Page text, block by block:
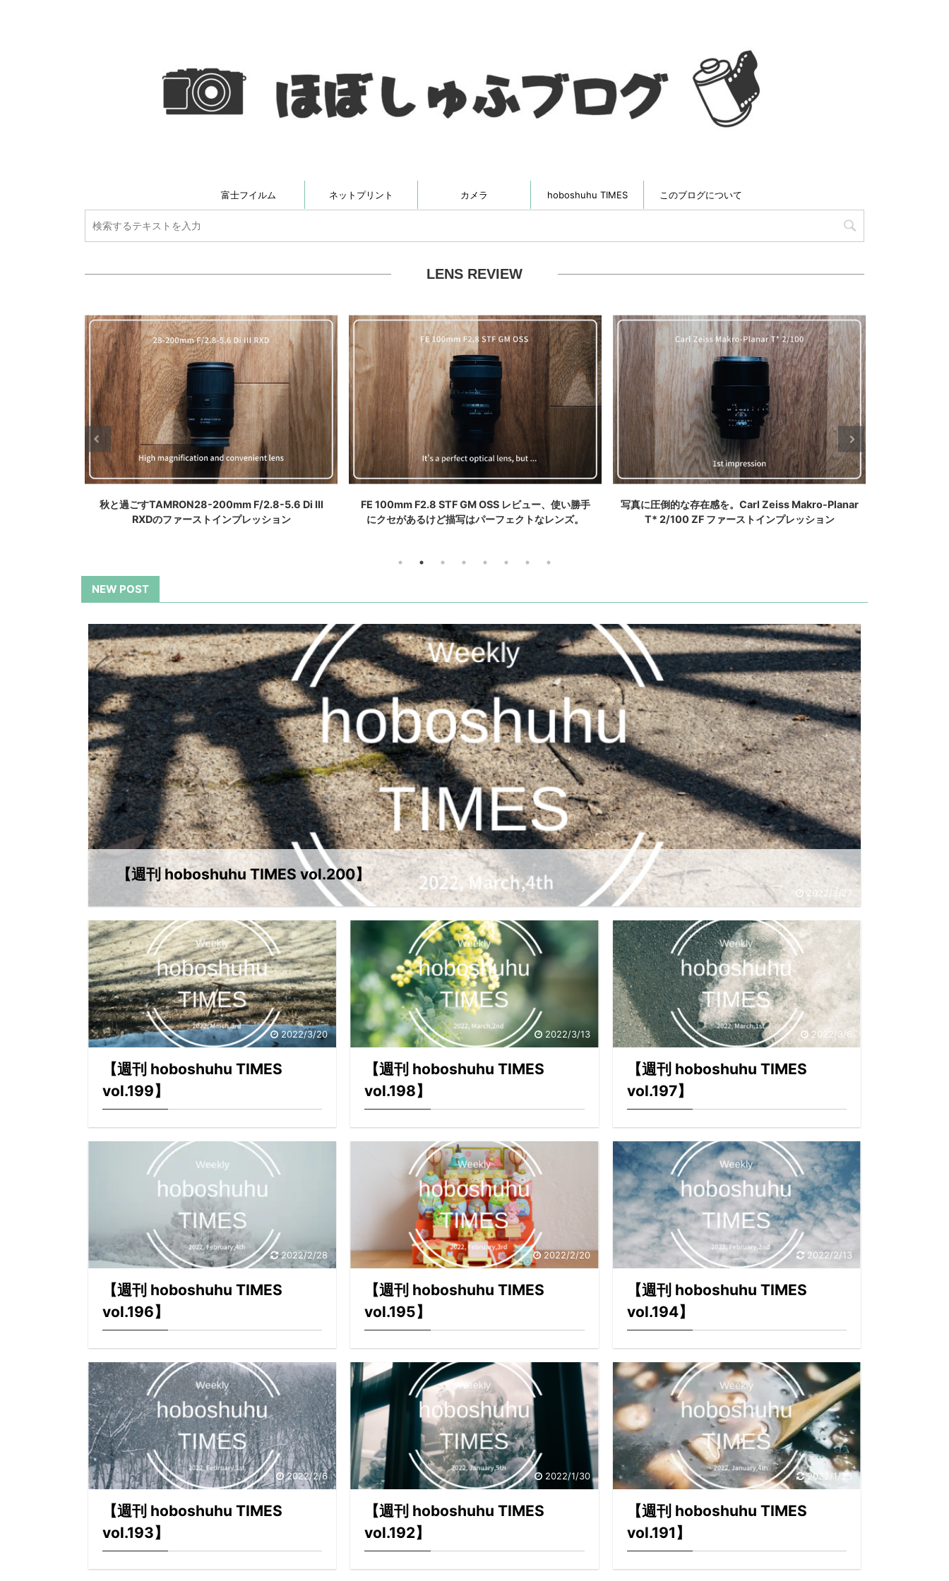
富士フイルム ネットプリント カメラ hoboshuhu TIMES このブログについて
LENS REVIEW
FE 100mm F2.8 STF GM OSS レビュー、使い勝手
にクセがあるけど描写はパーフェクトなレンズ。
写真に圧倒的な存在感を。Carl Zeiss Makro-Planar
T* 2/100 ZF ファーストインプレッション
立体感が癖になる。Carl Zeiss Makro-Planar T*
2/50 ZF をα7RⅢで使ったセカンドインプレッション
NEW POST
2022/3/27
【週刊 hoboshuhu TIMES vol.200】
2022/3/20
【週刊 hoboshuhu TIMES
vol.199】
2022/3/13
【週刊 hoboshuhu TIMES
vol.198】
2022/3/6
【週刊 hoboshuhu TIMES
vol.197】
2022/2/28
【週刊 hoboshuhu TIMES
vol.196】
2022/2/20
【週刊 hoboshuhu TIMES
vol.195】
2022/2/13
【週刊 hoboshuhu TIMES
vol.194】
2022/2/6
【週刊 hoboshuhu TIMES
vol.193】
2022/1/30
【週刊 hoboshuhu TIMES
vol.192】
2022/1/23
【週刊 hoboshuhu TIMES
vol.191】